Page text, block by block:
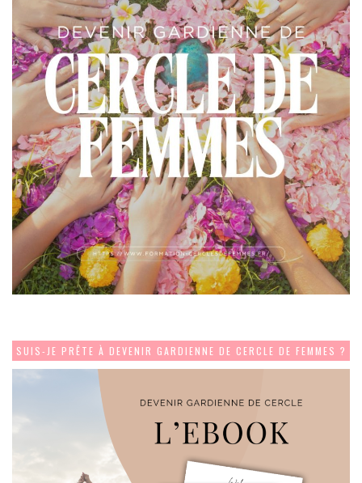
SUIS-JE PRÊTE À DEVENIR GARDIENNE DE CERCLE DE FEMMES ?